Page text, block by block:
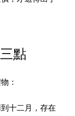
點
：
十二月，存在